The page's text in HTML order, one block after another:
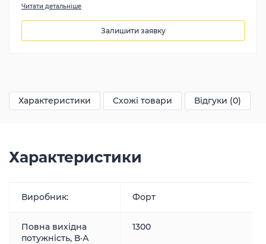
Читати детальніше
Залишити заявку
Характеристики Схожі товари Відгуки (0)
Характеристики
Виробник: Форт
Повна вихідна
потужність, В·А
1300